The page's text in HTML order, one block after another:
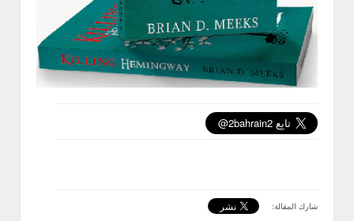
شارك المقالة: